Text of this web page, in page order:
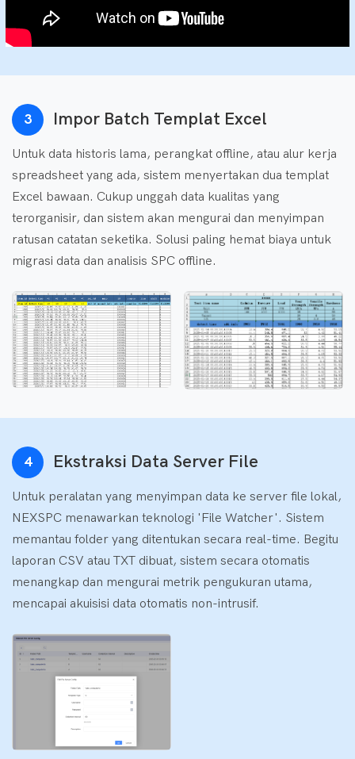
3 Impor Batch Templat Excel
Untuk data historis lama, perangkat offline, atau alur kerja
spreadsheet yang ada, sistem menyertakan dua templat
Excel bawaan. Cukup unggah data kualitas yang
terorganisir, dan sistem akan mengurai dan menyimpan
ratusan catatan seketika. Solusi paling hemat biaya untuk
migrasi data dan analisis SPC offline.
4 Ekstraksi Data Server File
Untuk peralatan yang menyimpan data ke server file lokal,
NEXSPC menawarkan teknologi 'File Watcher'. Sistem
memantau folder yang ditentukan secara real-time. Begitu
laporan CSV atau TXT dibuat, sistem secara otomatis
menangkap dan mengurai metrik pengukuran utama,
mencapai akuisisi data otomatis non-intrusif.